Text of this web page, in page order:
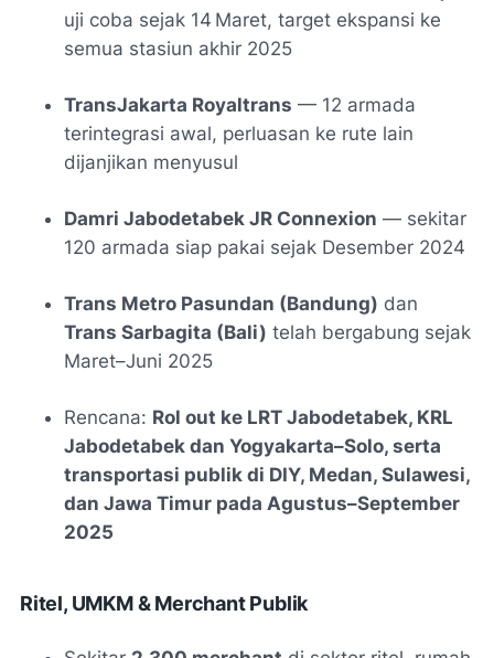
uji coba sejak 14 Maret, target ekspansi ke
semua stasiun akhir 2025
TransJakarta Royaltrans — 12 armada
terintegrasi awal, perluasan ke rute lain
dijanjikan menyusul
Damri Jabodetabek JR Connexion — sekitar
120 armada siap pakai sejak Desember 2024
Trans Metro Pasundan (Bandung) dan
Trans Sarbagita (Bali) telah bergabung sejak
Maret–Juni 2025
Rencana: Rol out ke LRT Jabodetabek, KRL
Jabodetabek dan Yogyakarta–Solo, serta
transportasi publik di DIY, Medan, Sulawesi,
dan Jawa Timur pada Agustus–September
2025
Ritel, UMKM & Merchant Publik